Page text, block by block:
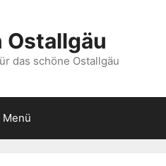
Ostallgäu
das schöne Ostallgäu
Menü